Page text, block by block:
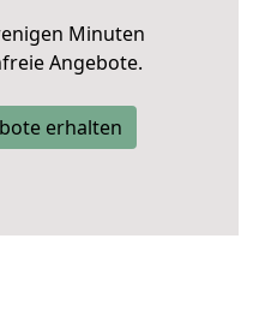
Minuten
Angebote.
erhalten